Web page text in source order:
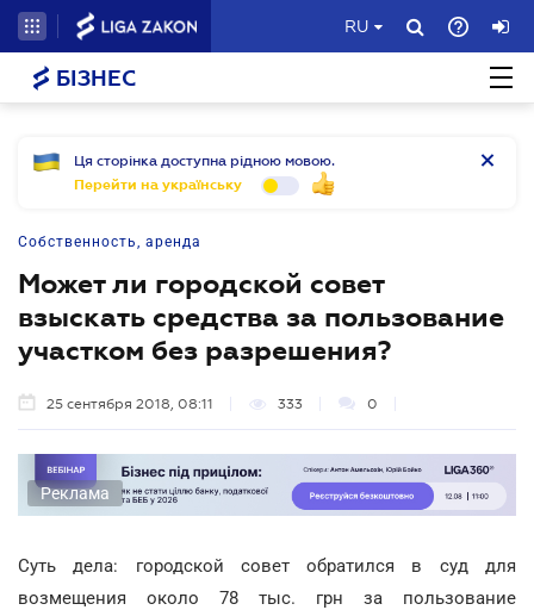
RU
БІЗНЕС
Ця сторінка доступна рідною мовою.
Перейти на українську
Собственность, аренда
Может ли городской совет
взыскать средства за пользование
участком без разрешения?
25 сентября 2018, 08:11 333 0
Реклама
Суть дела: городской совет обратился в суд для
возмещения около 78 тыс. грн за пользование